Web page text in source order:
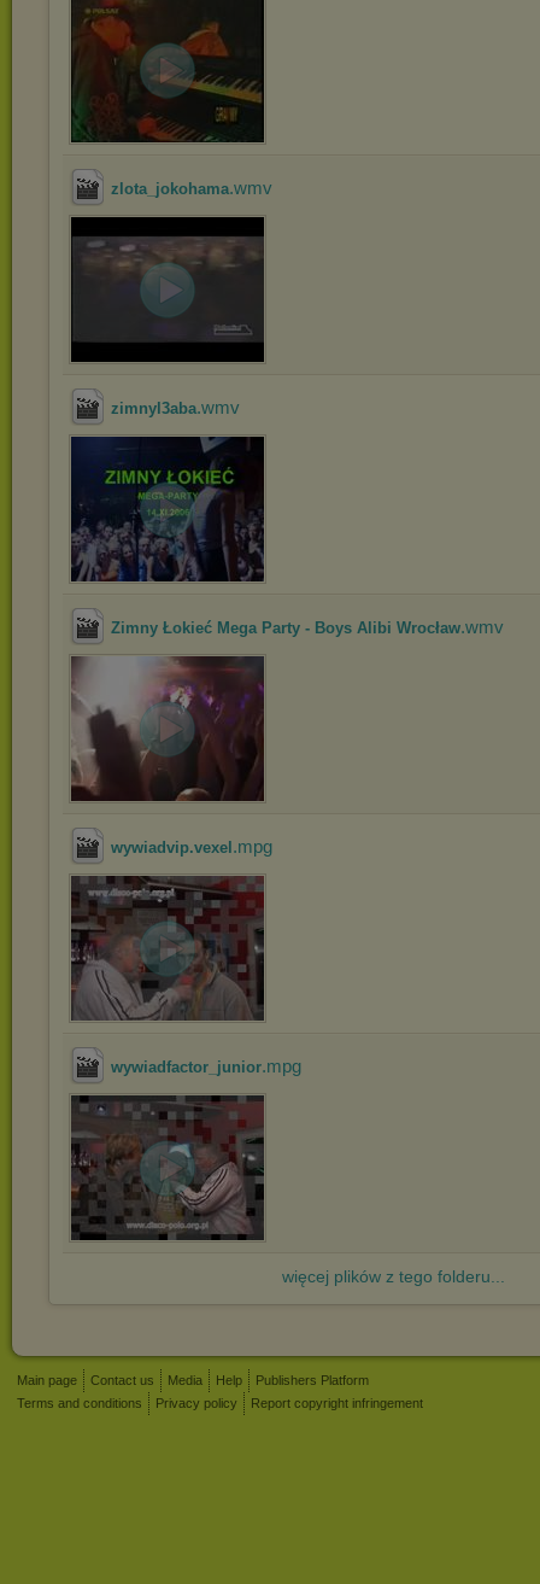
zlota_jokohama.wmv
zimnyl3aba.wmv
Zimny Łokieć Mega Party - Boys Alibi Wrocław.wmv
wywiadvip.vexel .mpg
wywiadfactor_junior.mpg
więcej plików z tego folderu...
Main page Contact us Media Help
Publishers Platform
Terms and conditions
Privacy policy Report copyright infringement